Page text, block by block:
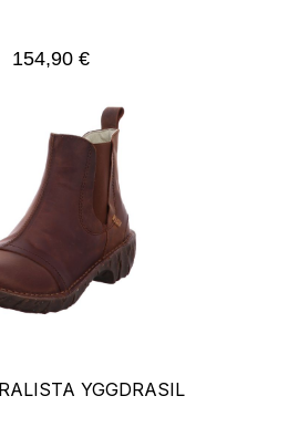
Regulärer Preis:
154,90 €
YGGDRASIL